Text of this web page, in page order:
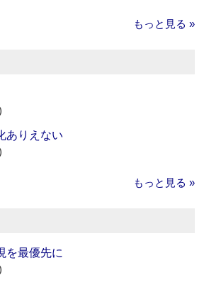
もっと見る »
ありえない
もっと見る »
を最優先に